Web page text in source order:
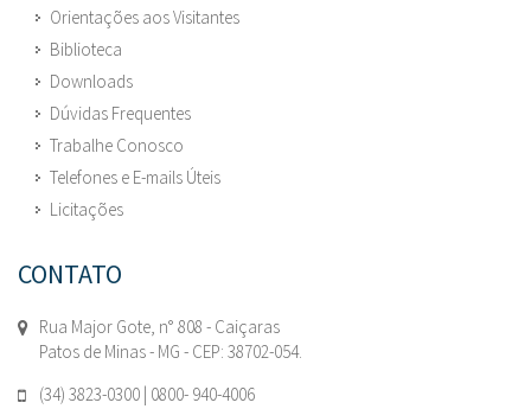
Orientações aos Visitantes
Biblioteca
Downloads
Dúvidas Frequentes
Trabalhe Conosco
Telefones e E-mails Úteis
Licitações
CONTATO
Rua Major Gote, n° 808 - Caiçaras
Patos de Minas - MG - CEP: 38702-054.
(34) 3823-0300 | 0800- 940-4006